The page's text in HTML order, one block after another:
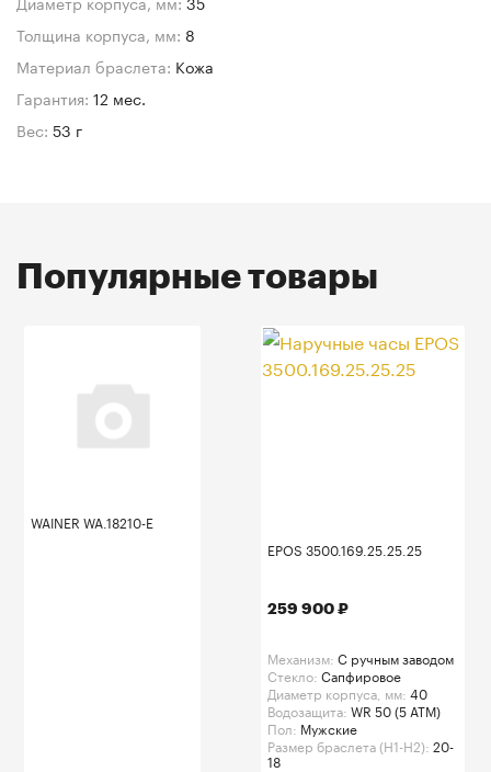
Толщина корпуса, мм: 8
Материал браслета: Кожа
Гарантия: 12 мес.
Вес: 53 г
Популярные товары
WAINER WA.18210-E
EPOS 3500.169.25.25.25
259 900 ₽
Механизм: C ручным заводом
Стекло: Сапфировое
Диаметр корпуса, мм: 40
Водозащита: WR 50 (5 ATM)
Пол: Мужские
Размер браслета (H1-H2): 20-
18